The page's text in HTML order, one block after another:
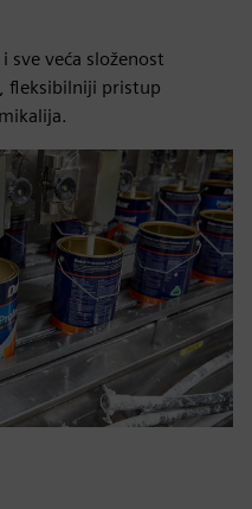
sve veća složenost
fleksibilniji pristup